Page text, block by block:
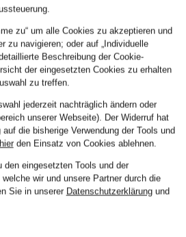
zu“ um alle Cookies zu akzeptieren und
zu navigieren; oder auf „Individuelle
Beschreibung der Cookie-
der eingesetzten Cookies zu erhalten
zu treffen.
jederzeit nachträglich ändern oder
unserer Webseite). Der Widerruf hat
die bisherige Verwendung der Tools und
hierden Einsatz von Cookies ablehnen.
den eingesetzten Tools und der
wir und unsere Partner durch die
Sie in unserer Datenschutzerklärungund